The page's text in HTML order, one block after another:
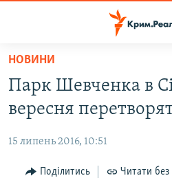
Перейти
основного
матеріалу
Перейти
до
навігації
ВОДА.КРИМ
ВІДЕО ТА ФОТО
ПОЛІТИКА
БЛОГИ
НОВИНИ
Парк Шевченка в
вересня
15 липень 2016, 10:51
Поділитись Читати без